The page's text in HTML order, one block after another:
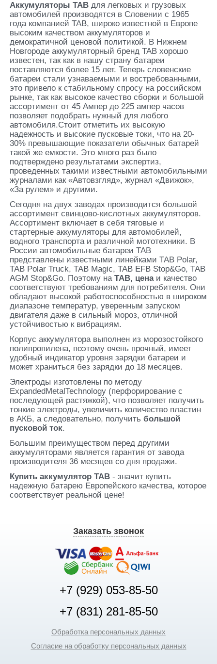
Аккумуляторы TAB для легковых и грузовых
автомобилей производятся в Словении с 1965
года компанией TAB, широко известной в Европе
высоким качеством аккумуляторов и
демократичной ценовой политикой. В Нижнем
Новгороде аккумуляторный бренд TAB хорошо
известен, так как в нашу страну батареи
поставляются более 15 лет. Теперь словенские
батареи стали узнаваемыми и востребованными,
это привело к стабильному спросу на российском
рынке, так как высокое качество сборки и большой
ассортимент от 45 Ампер до 225 ампер часов
позволяет подобрать нужный для любого
автомобиля.Стоит отметить их высокую
надежность и высокие пусковые токи, что на 20-
30% превышающие показатели обычных батарей
такой же емкости. Это много раз было
подтверждено результатами экспертиз,
проведенных такими известными автомобильными
журналами как «Автовзгляд», журнал «Движок»,
«За рулем» и другими.
Сегодня на двух заводах производится большой
ассортимент свинцово-кислотных аккумуляторов.
Ассортимент включает в себя тяговые и
стартерные аккумуляторы для автомобилей,
водного транспорта и различной мототехники. В
России автомобильные батареи TAB
представлены известными линейками TAB Polar,
TAB Polar Truck, TAB Magic, TAB EFB Stop&Go, TAB
AGM Stop&Go. Поэтому на TAB, ценаи качество
соответствуют требованиям для потребителя. Они
обладают высокой работоспособностью в широком
диапазоне температур, уверенным запуском
двигателя даже в сильный мороз, отличной
устойчивостью к вибрациям.
Корпус аккумулятора выполнен из морозостойкого
полипропилена, поэтому очень прочный, имеет
удобный индикатор уровня зарядки батареи и
может храниться без зарядки до 18 месяцев.
Электроды изготовлены по методу
ExpandedMetalTechnology (перфорирование с
последующей растяжкой), что позволяет получить
тонкие электроды, увеличить количество пластин
в АКБ, а следовательно, получить большой
пусковой ток.
Большим преимуществом перед другими
аккумуляторами является гарантия от завода
производителя 36 месяцев со дня продажи.
Купить аккумулятор TAB - значит купить
надежную батарею Европейского качества, которое
соответствует реальной цене!
Заказать звонок
+7 (929) 053-85-50
+7 (831) 281-85-50
Обработка персональных данных
Согласие на обработку персональных данных